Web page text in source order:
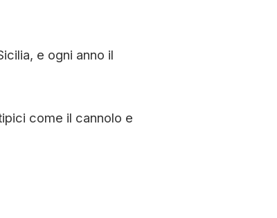
e ogni anno il
come il cannolo e